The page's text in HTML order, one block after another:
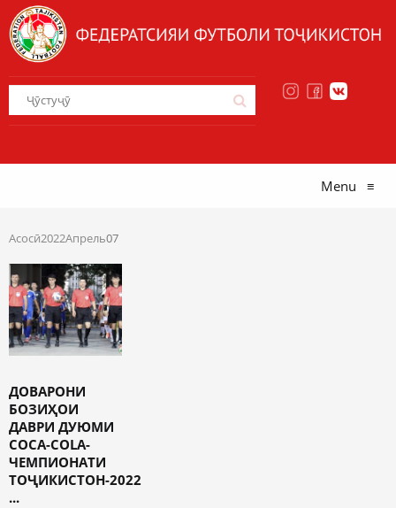
Menu ≡
Асосӣ2022Апрель07
ДОВАРОНИ
БОЗИҲОИ
ДАВРИ ДУЮМИ
COCA-COLA-
ЧЕМПИОНАТИ
ТОҶИКИСТОН-2022
...